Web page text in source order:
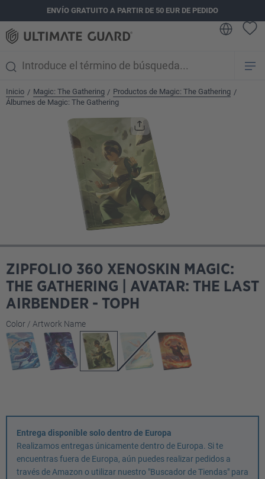
principalENVÍO GRATUITO A PARTIR DE 50 EUR DE PEDIDO
Inicio / Magic: The Gathering / Productos de Magic: The Gathering /
Álbumes de Magic: The Gathering
Omitir galería de imágenes
ZIPFOLIO 360 XENOSKIN MAGIC:
THE GATHERING | AVATAR: THE LAST
AIRBENDER - TOPH
Seleccione
Color / Artwork Name
Entrega disponible solo dentro de Europa
Realizamos entregas únicamente dentro de Europa. Si te
encuentras fuera de Europa, aún puedes realizar pedidos a
través de Amazon o utilizar nuestro "Buscador de Tiendas" para